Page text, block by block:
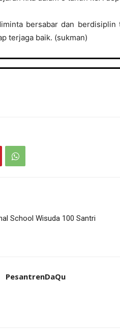
bersabar dan
terjaga baik. (sukman)
School Wisuda 100 Santri
PesantrenDaQu